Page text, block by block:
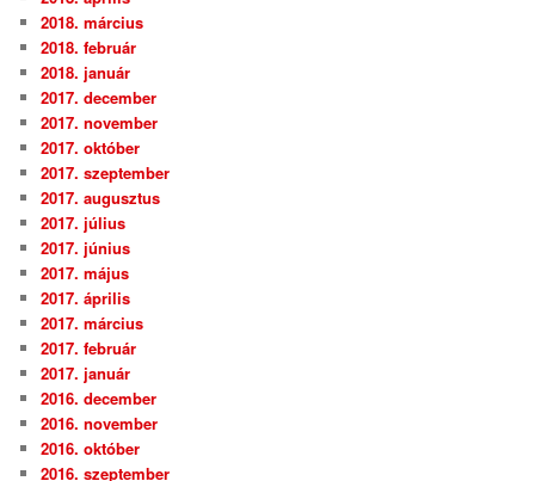
2018. március
2018. február
2018. január
2017. december
2017. november
2017. október
2017. szeptember
2017. augusztus
2017. július
2017. június
2017. május
2017. április
2017. március
2017. február
2017. január
2016. december
2016. november
2016. október
2016. szeptember